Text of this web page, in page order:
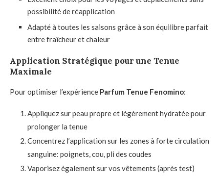
possibilité de réapplication
Adapté à toutes les saisons grâce à son équilibre parfait
entre fraîcheur et chaleur
Application Stratégique pour une Tenue
Maximale
Pour optimiser l’expérience Parfum Tenue Fenomino:
Appliquez sur peau propre et légèrement hydratée pour
prolonger la tenue
Concentrez l’application sur les zones à forte circulation
sanguine: poignets, cou, pli des coudes
Vaporisez également sur vos vêtements (après test)